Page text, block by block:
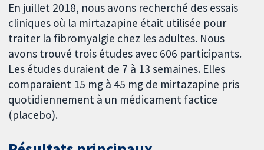
En juillet 2018, nous avons recherché des essais
cliniques où la mirtazapine était utilisée pour
traiter la fibromyalgie chez les adultes. Nous
avons trouvé trois études avec 606 participants.
Les études duraient de 7 à 13 semaines. Elles
comparaient 15 mg à 45 mg de mirtazapine pris
quotidiennement à un médicament factice
(placebo).